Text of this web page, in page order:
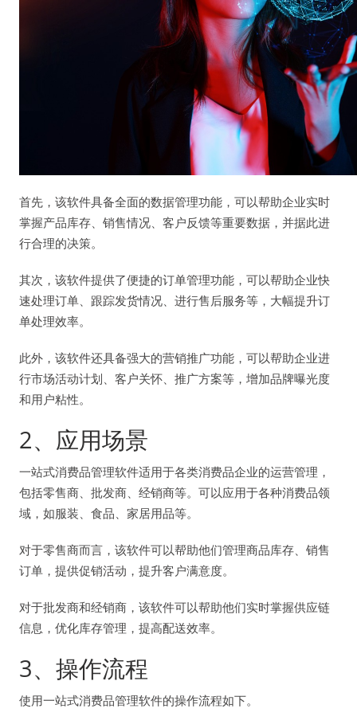
首先，该软件具备全面的数据管理功能，可以帮助企业实时
掌握产品库存、销售情况、客户反馈等重要数据，并据此进
行合理的决策。
其次，该软件提供了便捷的订单管理功能，可以帮助企业快
速处理订单、跟踪发货情况、进行售后服务等，大幅提升订
单处理效率。
此外，该软件还具备强大的营销推广功能，可以帮助企业进
行市场活动计划、客户关怀、推广方案等，增加品牌曝光度
和用户粘性。
2、应用场景
一站式消费品管理软件适用于各类消费品企业的运营管理，
包括零售商、批发商、经销商等。可以应用于各种消费品领
域，如服装、食品、家居用品等。
对于零售商而言，该软件可以帮助他们管理商品库存、销售
订单，提供促销活动，提升客户满意度。
对于批发商和经销商，该软件可以帮助他们实时掌握供应链
信息，优化库存管理，提高配送效率。
3、操作流程
使用一站式消费品管理软件的操作流程如下。